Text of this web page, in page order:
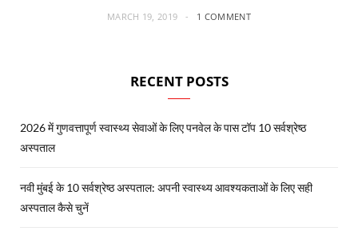
MARCH 19, 2019 1 COMMENT
RECENT POSTS
2026 में गुणवत्तापूर्ण स्वास्थ्य सेवाओं के लिए पनवेल के पास टॉप 10 सर्वश्रेष्ठ
अस्पताल
नवी मुंबई के 10 सर्वश्रेष्ठ अस्पताल: अपनी स्वास्थ्य आवश्यकताओं के लिए सही
अस्पताल कैसे चुनें